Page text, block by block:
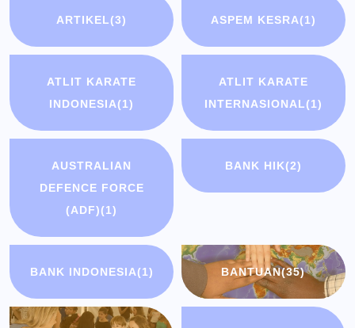
ARTIKEL(3) ASPEM KESRA(1)
ATLIT KARATE
INDONESIA(1)
ATLIT KARATE
INTERNASIONAL(1)
AUSTRALIAN
DEFENCE FORCE
(ADF)(1)
BANK HIK(2)
BANK INDONESIA(1) BANTUAN(35)